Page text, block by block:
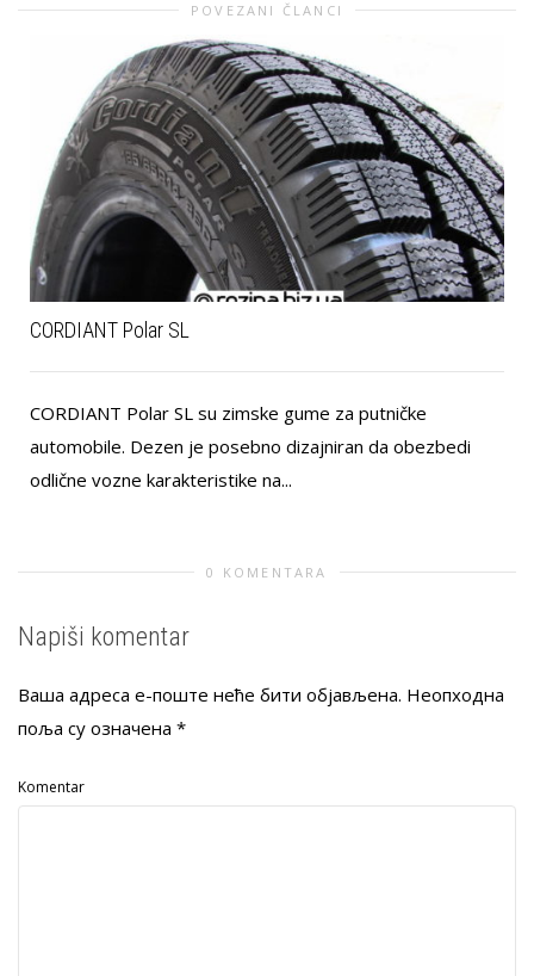
POVEZANI ČLANCI
CORDIANT Polar SL
CORDIANT Polar SL su zimske gume za putničke
automobile. Dezen je posebno dizajniran da obezbedi
odlične vozne karakteristike na...
0 KOMENTARA
Napiši komentar
Ваша адреса е-поште неће бити објављена. Неопходна
поља су означена *
Komentar